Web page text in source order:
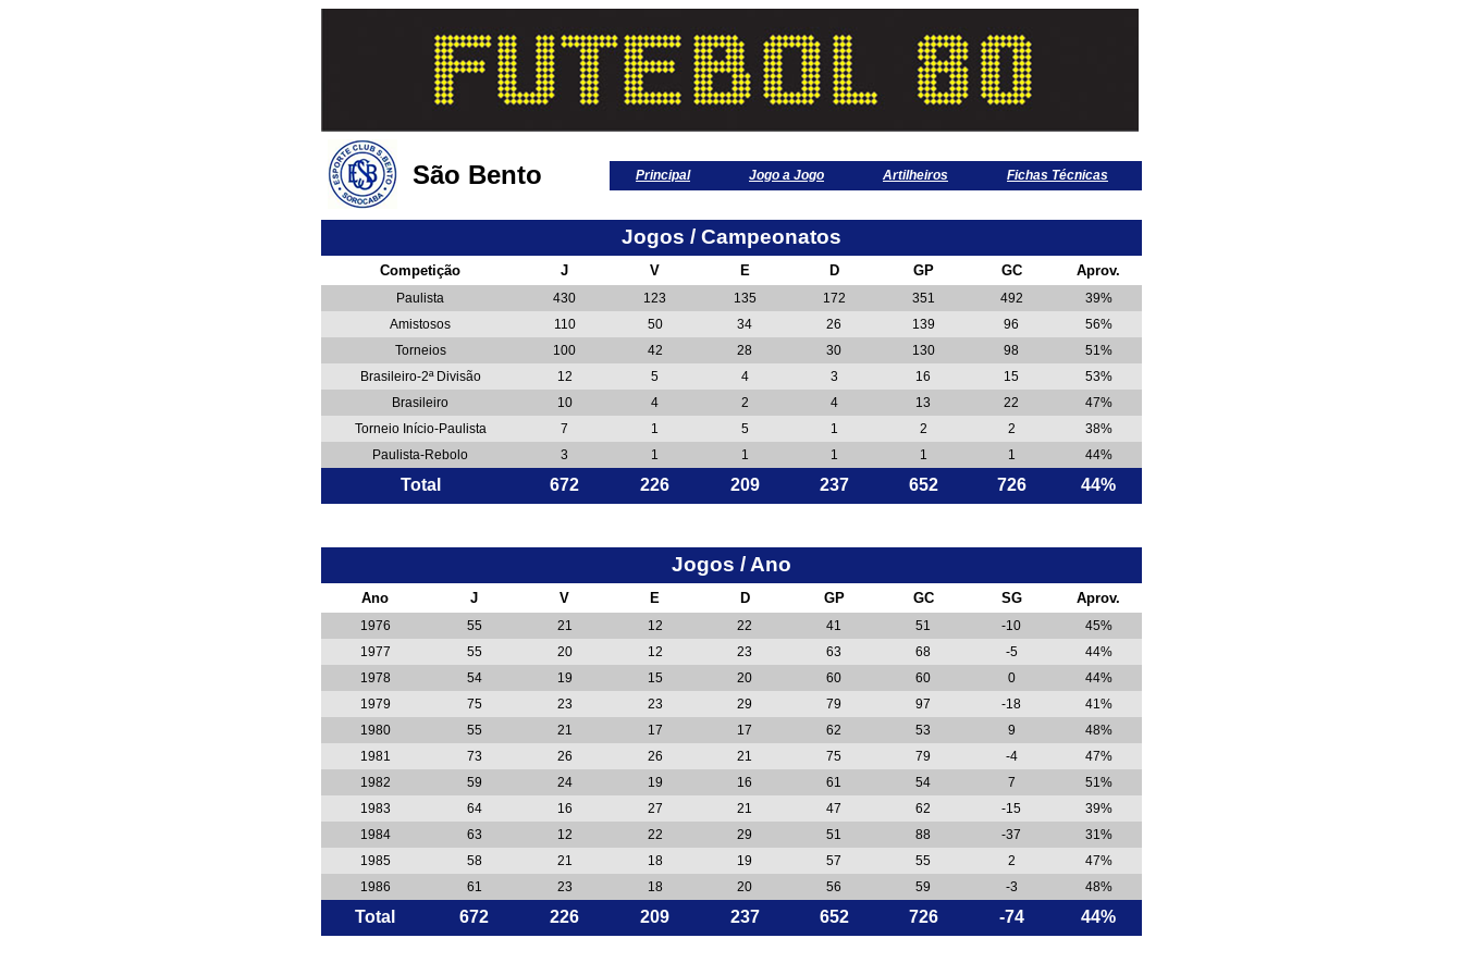
São Bento Principal Jogo a Jogo Artilheiros Fichas Técnicas
Jogos / Campeonatos
Competição J V E D GP GC Aprov.
Paulista 430 123 135 172 351 492
39%
Amistosos
110 50 34 26 139 96
56%
Torneios
100 42 28 30 130 98
51%
Brasileiro-2ª Divisão
12 5 4 3 16 15
53%
Brasileiro
10 4 2 4 13 22
47%
Torneio Início-Paulista
7 1 5 1 2 2
38%
Paulista-Rebolo
3 1 1 1 1 1 44%
Total 672 226 209 237 652 726 44%
Jogos / Ano
Ano J V E D GP GC SG Aprov.
1976 55 21 12 22 41 51 -10
45%
1977
55 20 12 23 63 68 -5
44%
1978
54 19 15 20 60 60 0
44%
1979
75 23 23 29 79 97 -18
41%
1980
55 21 17 17 62 53 9
48%
1981
73 26 26 21 75 79 -4
47%
1982
59 24 19 16 61 54 7
51%
1983
64 16 27 21 47 62 -15
39%
1984
63 12 22 29 51 88 -37
31%
1985
58 21 18 19 57 55 2
47%
1986
61 23 18 20 56 59 -3 48%
Total 672 226 209 237 652 726 -74 44%